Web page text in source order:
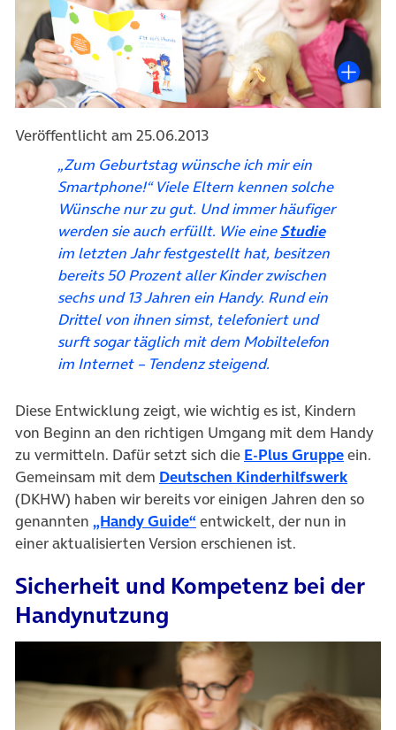
Veröffentlicht am 25.06.2013
„Zum Geburtstag wünsche ich mir ein
Smartphone!“ Viele Eltern kennen solche
Wünsche nur zu gut. Und immer häufiger
werden sie auch erfüllt. Wie eineStudie(öffnet in
im letzten Jahr festgestellt hat, besitzen
bereits 50 Prozent aller Kinder zwischen
sechs und 13 Jahren ein Handy. Rund ein
Drittel von ihnen simst, telefoniert und
surft sogar täglich mit dem Mobiltelefon
im Internet – Tendenz steigend.
Diese Entwicklung zeigt, wie wichtig es ist, Kindern
von Beginn an den richtigen Umgang mit dem Handy
zu vermitteln. Dafür setzt sich die E-Plus Gruppeein.
Gemeinsam mit dem Deutschen Kinderhilfswerk
(DKHW) haben wir bereits vor einigen Jahren den so
genannten „Handy Guide“ entwickelt, der nun in
einer aktualisierten Version erschienen ist.
Sicherheit und Kompetenz bei der
Handynutzung